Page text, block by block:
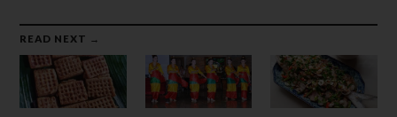
READ NEXT →